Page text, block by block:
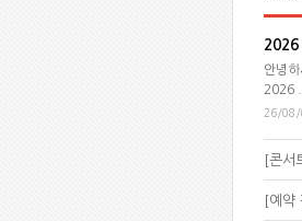
2026
안녕
2026 ..
26/08/